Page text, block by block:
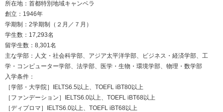
所在地：首都特別地域キャンベラ
創立：1946年
学期制：2学期制（２月／７月）
学生数：17,293名
留学生数：8,301名
主な学部：人文・社会科学部、アジア太平洋学部、ビジネス・経済学部、工
学・コンピューター学部、法学部、医学・生物・環境学部、物理・数学部
入学条件：
［学部・大学院］IELTS6.5以上、TOEFL iBT80以上
［ファンデーション］IELTS6.0以上、TOEFL iBT68以上
［ディプロマ］IELTS6.0以上、TOEFL iBT68以上